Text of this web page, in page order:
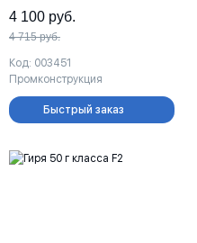
4 100 руб.
4 715руб.
Код: 003451
Промконструкция
Быстрый заказ